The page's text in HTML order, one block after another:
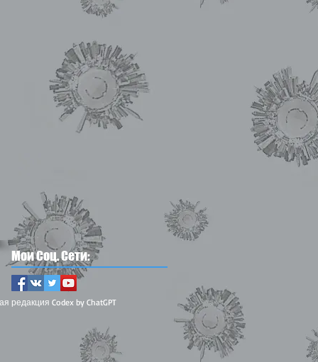
Мои Соц. Сети:
Codex by ChatGPT